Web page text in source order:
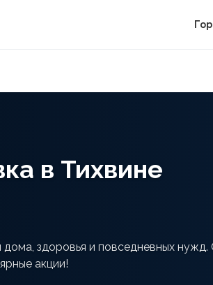
в Тихвине
здоровья и повседневных
акции!